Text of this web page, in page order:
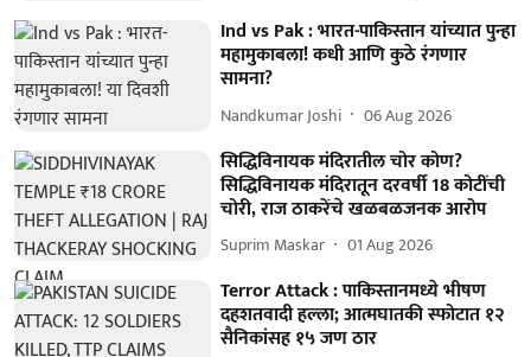
Ind vs Pak : भारत-पाकिस्तान यांच्यात पुन्हा
महामुकाबला! कधी आणि कुठे रंगणार
सामना?
Nandkumar Joshi 06 Aug 2026
सिद्धिविनायक मंदिरातील चोर कोण?
सिद्धिविनायक मंदिरातून दरवर्षी 18 कोटींची
चोरी, राज ठाकरेंचे खळबळजनक आरोप
Suprim Maskar 01 Aug 2026
Terror Attack : पाकिस्तानमध्ये भीषण
दहशतवादी हल्ला; आत्मघातकी स्फोटात १२
सैनिकांसह १५ जण ठार